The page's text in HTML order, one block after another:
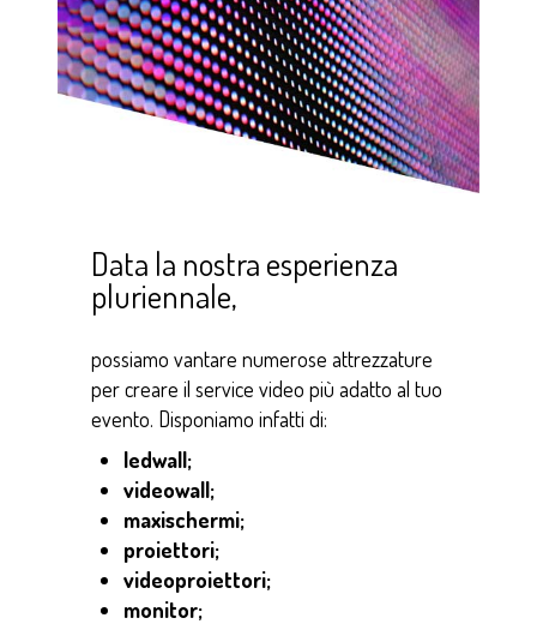
Data la nostra esperienza
pluriennale,
possiamo vantare numerose attrezzature
per creare il service video più adatto al tuo
evento. Disponiamo infatti di:
ledwall;
videowall;
maxischermi;
proiettori;
videoproiettori;
monitor;